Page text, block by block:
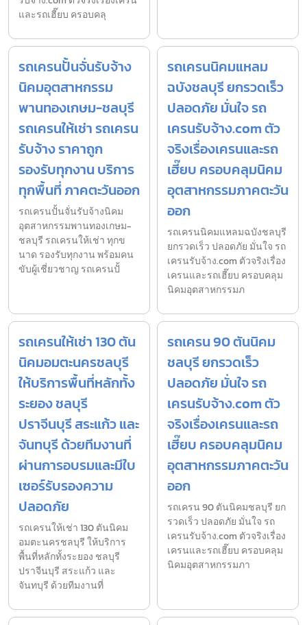
และรถเฮี๊ยบ ครอบคลุ
รถเครนปั้นจั่นรับจ้าง
นิคมอุตสาหกรรม
พานทองเกษม-ชลบุรี
รถเครนให้เช่า รถเครน
รับจ้าง ราคาถูก
รองรับทุกงาน บริการ
ทุกพื้นที่ ภาคตะวันออก
รถเครนปั้นจั่นรับจ้างนิคม
อุตสาหกรรมพานทองเกษม-
ชลบุรี รถเครนให้เช่า ทุกข
นาด รองรับทุกงาน พร้อมคน
ขับผู้เชี่ยวชาญ รถเครนปั้
รถเครนนิคมแหลม
ฉบังชลบุรี ยกรวดเร็ว
ปลอดภัย มั่นใจ รถ
เครนรับจ้าง.com ตัว
จริงเรื่องเครนและรถ
เฮี๊ยบ ครอบคลุมนิคม
อุตสาหกรรมภาคตะวัน
ออก
รถเครนนิคมแหลมฉบังชลบุรี
ยกรวดเร็ว ปลอดภัย มั่นใจ รถ
เครนรับจ้าง.com ตัวจริงเรื่อง
เครนและรถเฮี๊ยบ ครอบคลุม
นิคมอุตสาหกรรมภ
รถเครนให้เช่า 130 ตัน
นิคมอมตะนครชลบุรี
ให้บริการพื้นที่หลักทั้ง
ระยอง ชลบุรี
ปราจีนบุรี สระแก้ว และ
จันทบุรี ด้วยทีมงานที่
ผ่านการอบรมและมีใบ
เซอร์รับรองความ
ปลอดภัย
รถเครนให้เช่า 130 ตันนิคม
อมตะนครชลบุรี ให้บริการ
พื้นที่หลักทั้งระยอง ชลบุรี
ปราจีนบุรี สระแก้ว และ
จันทบุรี ด้วยทีมงานที่
รถเครน 90 ตันนิคม
ชลบุรี ยกรวดเร็ว
ปลอดภัย มั่นใจ รถ
เครนรับจ้าง.com ตัว
จริงเรื่องเครนและรถ
เฮี๊ยบ ครอบคลุมนิคม
อุตสาหกรรมภาคตะวัน
ออก
รถเครน 90 ตันนิคมชลบุรี ยก
รวดเร็ว ปลอดภัย มั่นใจ รถ
เครนรับจ้าง.com ตัวจริงเรื่อง
เครนและรถเฮี๊ยบ ครอบคลุม
นิคมอุตสาหกรรมภา